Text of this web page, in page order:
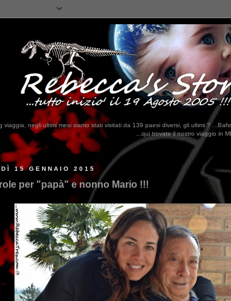
viaggia, negli ultimi mesi siamo stati visitati da 139 paesi diversi, gli ultimi ?
...qui trovate il nostro viaggio in MESSICO 2023...clikka qui !!!
15 GENNAIO 2015
per "papà" e nonno Mario !!!